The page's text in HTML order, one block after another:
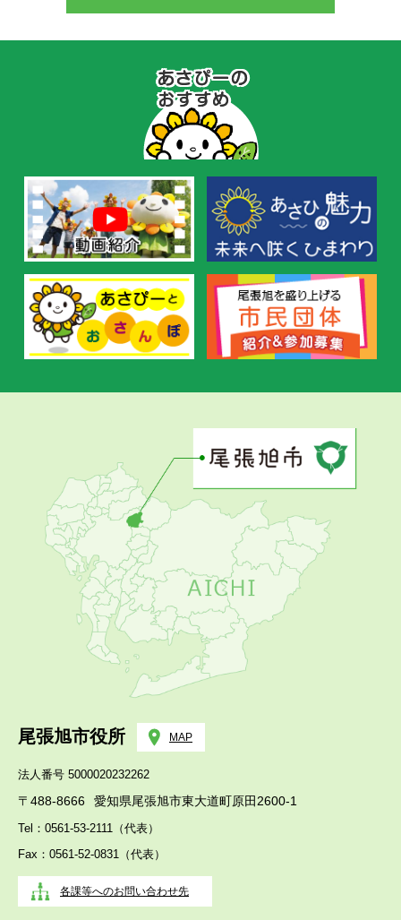
の
お
す
め
尾張旭市役所 MAP
法人番号 5000020232262
〒488-8666 愛知県尾張旭市東大道町原田2600-1
Tel：0561-53-2111（代表）
Fax：0561-52-0831（代表）
各課等へのお問い合わせ先